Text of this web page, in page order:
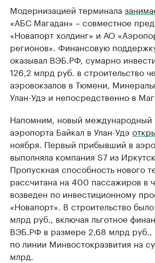
Модернизацией терминала
«АБС Магадан» – совместное
«Новапорт холдинг» и АО
регионов». Финансовую
оказывал ВЭБ.РФ, сумарно
126,2 млрд руб. в строительство
аэровокзалов в Тюмени,
Улан-Удэ и непосредственно в
Напомним, новый международный
аэропорта Байкал в Улан-Удэ
ноября. Первый прибывший в
выполняла компания S7 из
Пропускная способность нового
рассчитана на 400 пассажиров в
возведен по инвестиционному
«Новапорт». В строительство
млрд руб., включая льготное
ВЭБ.РФ в размере 2,68 млрд руб.,
по линии Минвостокразвития на
млрд.